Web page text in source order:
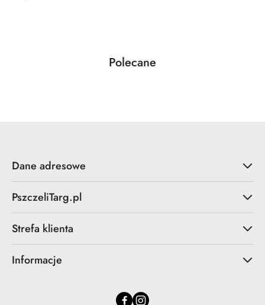
Pomiń karuzelę produktów
Produkty
Polecane
Dane adresowe
PszczeliTarg.pl
Strefa klienta
Informacje